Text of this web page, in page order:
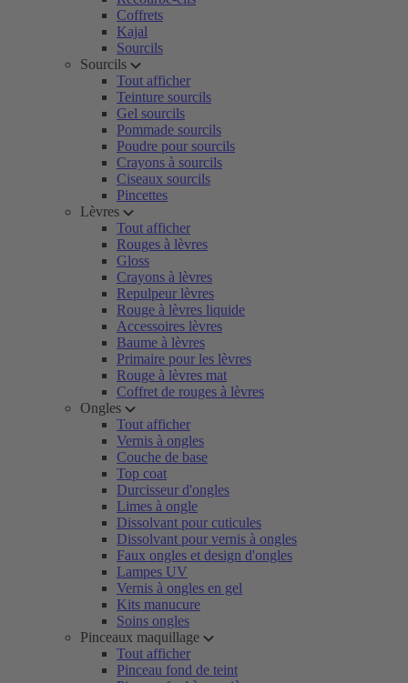
Coffrets
Kajal
Sourcils
Sourcils
Tout afficher
Teinture sourcils
Gel sourcils
Pommade sourcils
Poudre pour sourcils
Crayons à sourcils
Ciseaux sourcils
Pincettes
Lèvres
Tout afficher
Rouges à lèvres
Gloss
Crayons à lèvres
Repulpeur lèvres
Rouge à lèvres liquide
Accessoires lèvres
Baume à lèvres
Primaire pour les lèvres
Rouge à lèvres mat
Coffret de rouges à lèvres
Ongles
Tout afficher
Vernis à ongles
Couche de base
Top coat
Durcisseur d'ongles
Limes à ongle
Dissolvant pour cuticules
Dissolvant pour vernis à ongles
Faux ongles et design d'ongles
Lampes UV
Vernis à ongles en gel
Kits manucure
Soins ongles
Pinceaux maquillage
Tout afficher
Pinceau fond de teint